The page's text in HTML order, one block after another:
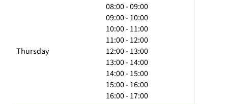
Thursday
08:00 - 09:00
09:00 - 10:00
10:00 - 11:00
11:00 - 12:00
12:00 - 13:00
13:00 - 14:00
14:00 - 15:00
15:00 - 16:00
16:00 - 17:00